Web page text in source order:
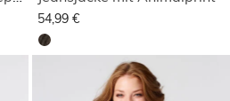
54,99 €